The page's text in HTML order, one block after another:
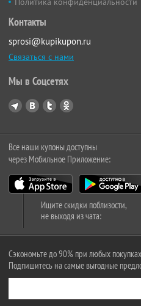
Контакты
sprosi@kupikupon.ru
Связаться с нами
Мы в Соцсетях
Все наши купоны доступны
через Мобильное Приложение:
Ищите скидки поблизости,
не выходя из чата:
Сэкономьте до 90% при любых покупках
Подпишитесь на самые выгодные